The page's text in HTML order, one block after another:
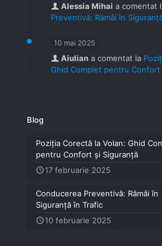
Alessia Mihai a comentat
Preventivă: Rămâi în
10 mai 2025
Aiulian a comentat la
Ghid Complet pentru Confort
Blog
Poziția Corectă la Volan: Ghid
pentru Confort și Siguranță
17 februarie 2025
Conducerea Preventivă: Rămâi în
Siguranță în Trafic
10 februarie 2025